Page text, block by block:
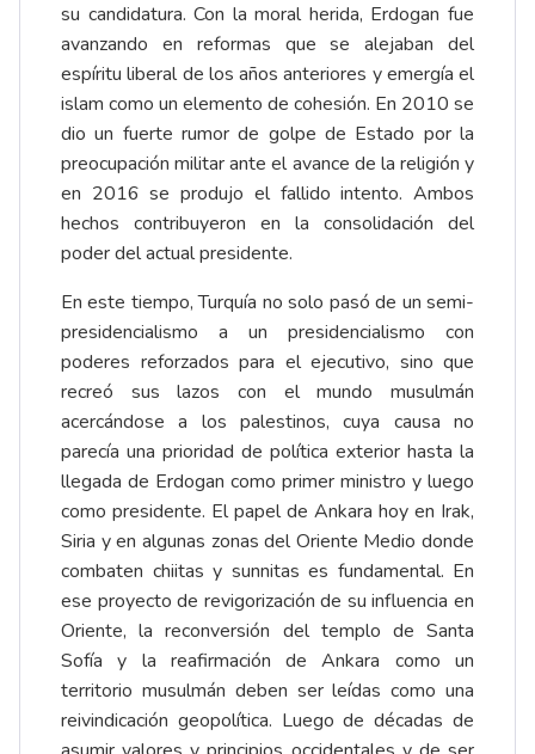
su candidatura. Con la moral herida, Erdogan fue
avanzando en reformas que se alejaban del
espíritu liberal de los años anteriores y emergía el
islam como un elemento de cohesión. En 2010 se
dio un fuerte rumor de golpe de Estado por la
preocupación militar ante el avance de la religión y
en 2016 se produjo el fallido intento. Ambos
hechos contribuyeron en la consolidación del
poder del actual presidente.
En este tiempo, Turquía no solo pasó de un semi-
presidencialismo a un presidencialismo con
poderes reforzados para el ejecutivo, sino que
recreó sus lazos con el mundo musulmán
acercándose a los palestinos, cuya causa no
parecía una prioridad de política exterior hasta la
llegada de Erdogan como primer ministro y luego
como presidente. El papel de Ankara hoy en Irak,
Siria y en algunas zonas del Oriente Medio donde
combaten chiitas y sunnitas es fundamental. En
ese proyecto de revigorización de su influencia en
Oriente, la reconversión del templo de Santa
Sofía y la reafirmación de Ankara como un
territorio musulmán deben ser leídas como una
reivindicación geopolítica. Luego de décadas de